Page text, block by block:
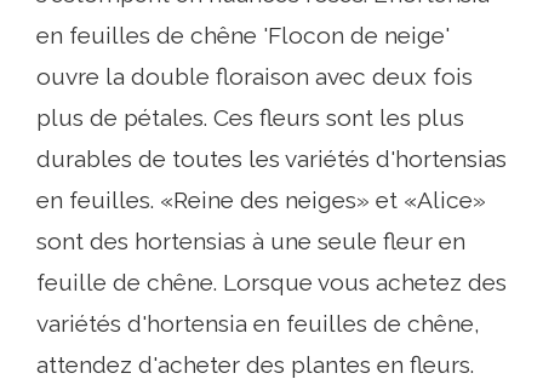
en feuilles de chêne 'Flocon de neige'
ouvre la double floraison avec deux fois
plus de pétales. Ces fleurs sont les plus
durables de toutes les variétés d'hortensias
en feuilles. «Reine des neiges» et «Alice»
sont des hortensias à une seule fleur en
feuille de chêne. Lorsque vous achetez des
variétés d'hortensia en feuilles de chêne,
attendez d'acheter des plantes en fleurs.